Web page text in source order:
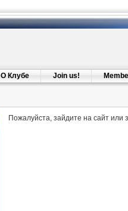
О Клубе Join us!
Пожалуйста, зайдите на сайт или